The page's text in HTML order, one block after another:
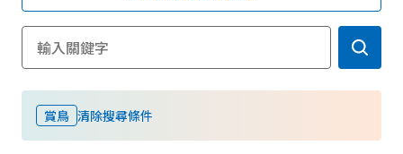
北海道簡介
依旅遊主題搜尋
七個國立公園
基礎知識
賞鳥 清除搜尋條件